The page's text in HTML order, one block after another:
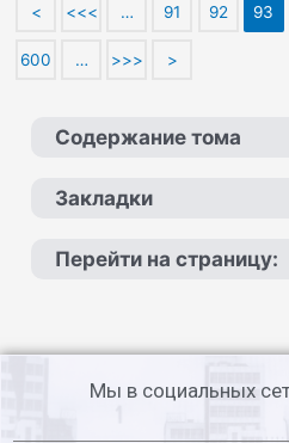
< <<< … 91 92 93
600 … >>> >
Содержание тома
Закладки
Перейти на страницу:
Мы в социальных